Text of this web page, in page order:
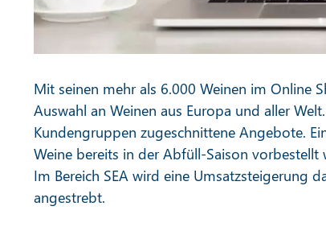
Mit seinen mehr als 6.000 Weinen im Online
Auswahl an Weinen aus Europa und aller
Kundengruppen zugeschnittene Angebote.
Weine bereits in der Abfüll-Saison
Im Bereich SEA wird eine Umsatzsteigerung
angestrebt.